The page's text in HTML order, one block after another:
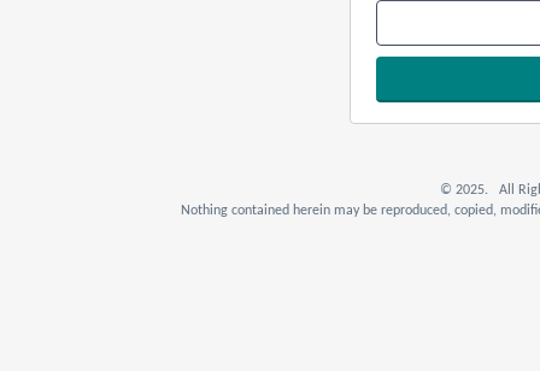
© 2025. All
Nothing contained herein may be reproduced, copied,